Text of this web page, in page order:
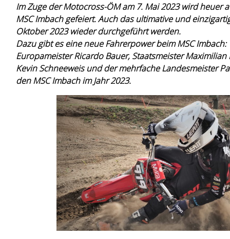
Im Zuge der Motocross-ÖM am 7. Mai 2023 wird heuer
MSC Imbach gefeiert. Auch das ultimative und
Oktober 2023 wieder durchgeführt werden.
Dazu gibt es eine neue Fahrerpower beim MSC
Europameister Ricardo Bauer, Staatsmeister
Kevin Schneeweis und der mehrfache Landesmeister
den MSC Imbach im Jahr 2023.